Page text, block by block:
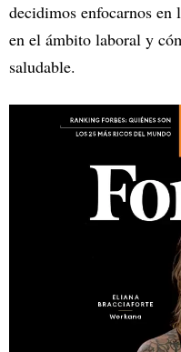
decidimos enfocarnos en
en el ámbito laboral y
saludable.